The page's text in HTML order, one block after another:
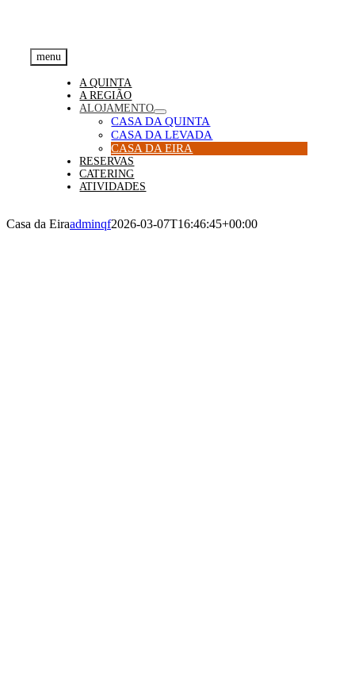
menu
A QUINTA
A REGIÃO
ALOJAMENTO
CASA DA QUINTA
CASA DA LEVADA
CASA DA EIRA
RESERVAS
CATERING
ATIVIDADES
Casa da Eiraadminqf2026-03-07T16:46:45+00:00